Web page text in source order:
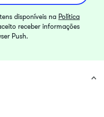
disponíveis na Política
receber informações
Push.